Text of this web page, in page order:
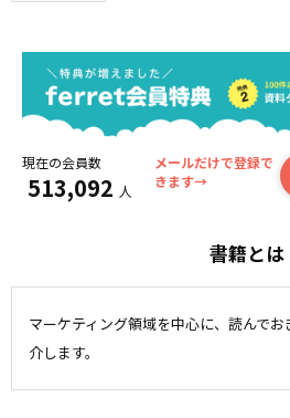
現在の会員数
513,092 人
メールだけで登録で
きます→
書籍とは
マーケティング領域を中心に、読んで
介します。